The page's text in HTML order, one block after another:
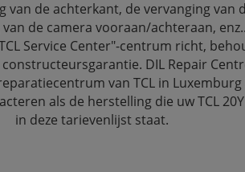
van de achterkant, de vervanging van
de camera vooraan/achteraan,
Service Center"-centrum richt,
DIL Repair
reparatiecentrum van TCL in Luxemburg
als de herstelling die uw TCL
in deze tarievenlijst staat.